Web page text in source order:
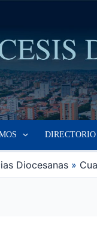
DIRECTORIO
Diocesanas